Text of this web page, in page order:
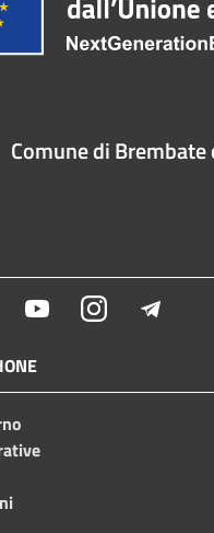
Comune di Brembate
Twitter YoutubeInstagram